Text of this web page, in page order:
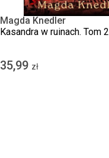
Magda Knedler
Kasandra w ruinach. Tom 2
35,99 zł